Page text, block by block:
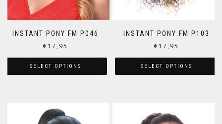
INSTANT PONY FM P046
€17,95
SELECT OPTIONS
INSTANT PONY FM P103
€17,95
SELECT OPTIONS